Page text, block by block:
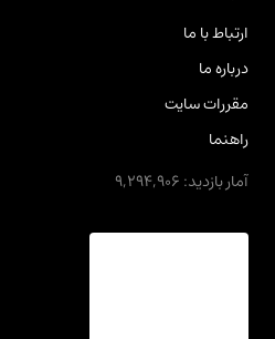
ارتباط با ما
درباره ما
مقررات سایت
راهنما
آمار بازدید: 9,294,906